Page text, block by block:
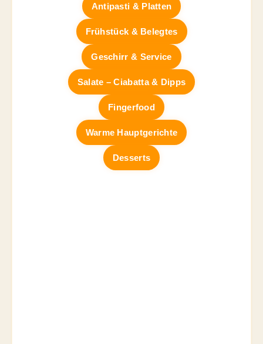
Antipasti & Platten
Frühstück & Belegtes
Geschirr & Service
Salate – Ciabatta & Dipps
Fingerfood
Warme Hauptgerichte
Desserts